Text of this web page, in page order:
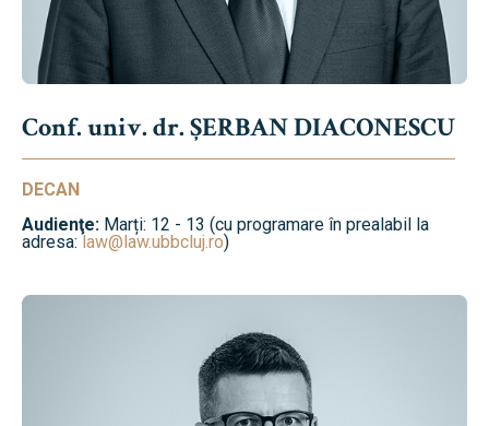
Conf. univ. dr. ȘERBAN DIACONESCU
DECAN
Audienţe: Marți: 12 - 13 (cu programare în prealabil la
adresa:law@law.ubbcluj.ro)